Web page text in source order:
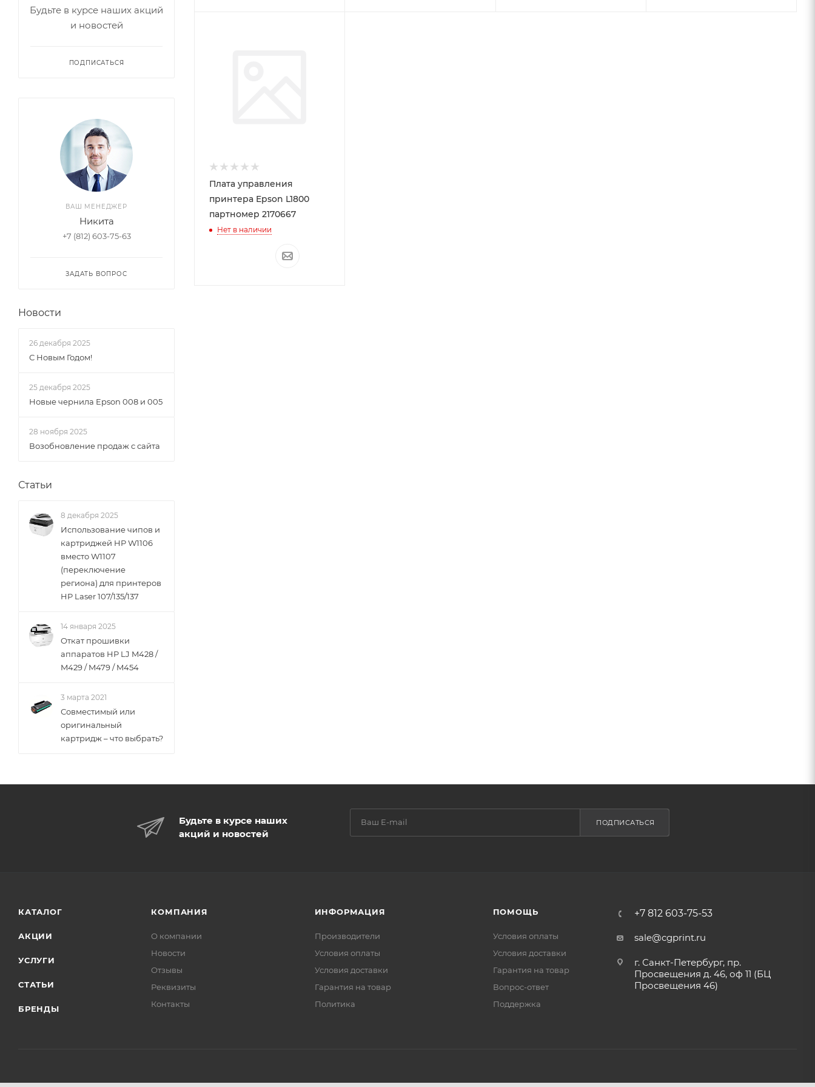
Плата управления
принтера Epson L1800
партномер 2170667
Нет в наличии
Будьте в курсе наших акций
и новостей
ПОДПИСАТЬСЯ
ВАШ МЕНЕДЖЕР
Никита
+7 (812) 603-75-63
ЗАДАТЬ ВОПРОС
Новости
26 декабря 2025
С Новым Годом!
25 декабря 2025
Новые чернила Epson 008 и 005
28 ноября 2025
Возобновление продаж с сайта
Статьи
8 декабря 2025
Использование чипов и
картриджей HP W1106
вместо W1107
(переключение
региона) для принтеров
HP Laser 107/135/137
14 января 2025
Откат прошивки
аппаратов HP LJ M428 /
M429 / M479 / M454
3 марта 2021
Совместимый или
оригинальный
картридж – что выбрать?
Будьте в курсе наших
акций и новостей
ПОДПИСАТЬСЯ
КАТАЛОГ
АКЦИИ
УСЛУГИ
СТАТЬИ
БРЕНДЫ
КОМПАНИЯ
О компании
Новости
Отзывы
Реквизиты
Контакты
ИНФОРМАЦИЯ
Производители
Условия оплаты
Условия доставки
Гарантия на товар
Политика
ПОМОЩЬ
Условия оплаты
Условия доставки
Гарантия на товар
Вопрос-ответ
Поддержка
+7 812 603-75-53
sale@cgprint.ru
г. Санкт-Петербург, пр.
Просвещения д. 46, оф 11 (БЦ
Просвещения 46)